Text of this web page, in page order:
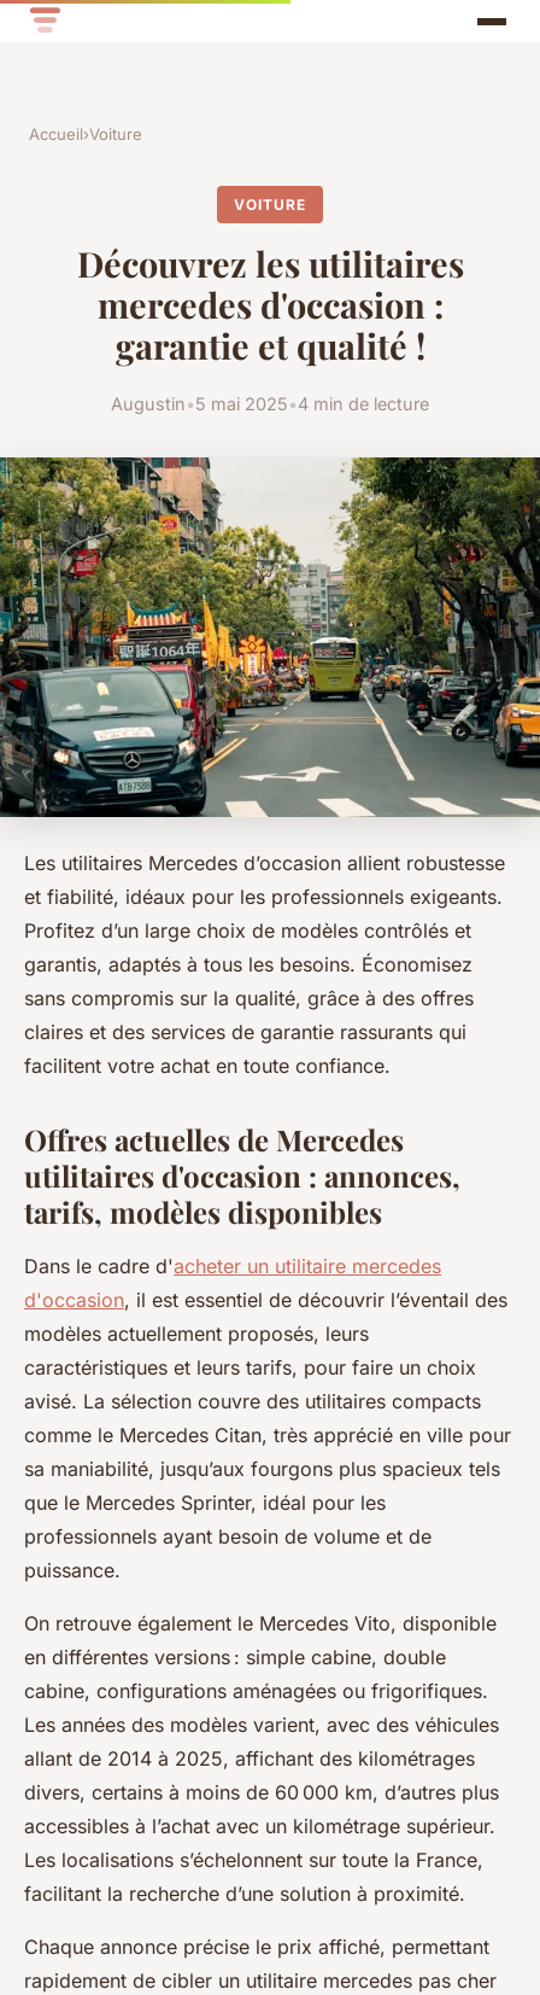
Accueil›Voiture
VOITURE
Découvrez les utilitaires
mercedes d'occasion :
garantie et qualité !
Augustin•5 mai 2025•4 min de lecture
Les utilitaires Mercedes d’occasion allient robustesse
et fiabilité, idéaux pour les professionnels exigeants.
Profitez d’un large choix de modèles contrôlés et
garantis, adaptés à tous les besoins. Économisez
sans compromis sur la qualité, grâce à des offres
claires et des services de garantie rassurants qui
facilitent votre achat en toute confiance.
Offres actuelles de Mercedes
utilitaires d'occasion : annonces,
tarifs, modèles disponibles
Dans le cadre d'acheter un utilitaire mercedes
d'occasion, il est essentiel de découvrir l’éventail des
modèles actuellement proposés, leurs
caractéristiques et leurs tarifs, pour faire un choix
avisé. La sélection couvre des utilitaires compacts
comme le Mercedes Citan, très apprécié en ville pour
sa maniabilité, jusqu’aux fourgons plus spacieux tels
que le Mercedes Sprinter, idéal pour les
professionnels ayant besoin de volume et de
puissance.
On retrouve également le Mercedes Vito, disponible
en différentes versions : simple cabine, double
cabine, configurations aménagées ou frigorifiques.
Les années des modèles varient, avec des véhicules
allant de 2014 à 2025, affichant des kilométrages
divers, certains à moins de 60 000 km, d’autres plus
accessibles à l’achat avec un kilométrage supérieur.
Les localisations s’échelonnent sur toute la France,
facilitant la recherche d’une solution à proximité.
Chaque annonce précise le prix affiché, permettant
rapidement de cibler un utilitaire mercedes pas cher